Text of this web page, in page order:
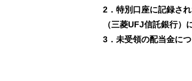
2．特別口座に記録さ
（三菱UFJ信託銀行）
3．未受領の配当金に